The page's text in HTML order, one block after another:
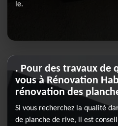
le.
. Pour des travaux de
vous à Rénovation
rénovation des
Si vous recherchez la qualité
de planche de rive, il est